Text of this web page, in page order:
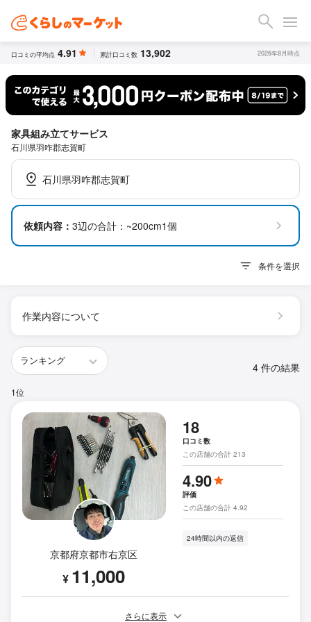
口コミの平均点 4.91 累計口コミ数 13,902 2026年8月時点
家具組み立てサービス
石川県羽咋郡志賀町
石川県羽咋郡志賀町
依頼内容： 3辺の合計：~200cm1個
条件を選択
作業内容について
4 件の結果
1位
京都府京都市右京区
¥ 11,000
18
口コミ数
この店舗の合計 213
4.90
評価
この店舗の合計 4.92
24時間以内の返信
さらに表示